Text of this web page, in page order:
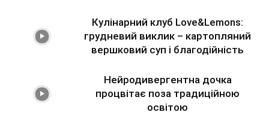
Кулінарний клуб Love&Lemons:
грудневий виклик – картопляний
вершковий суп і благодійність
Нейродивергентна дочка
процвітає поза традиційною
освітою